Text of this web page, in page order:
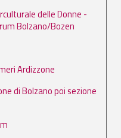
delle Donne -
Bolzano/Bozen
Ardizzone
di Bolzano poi sezione